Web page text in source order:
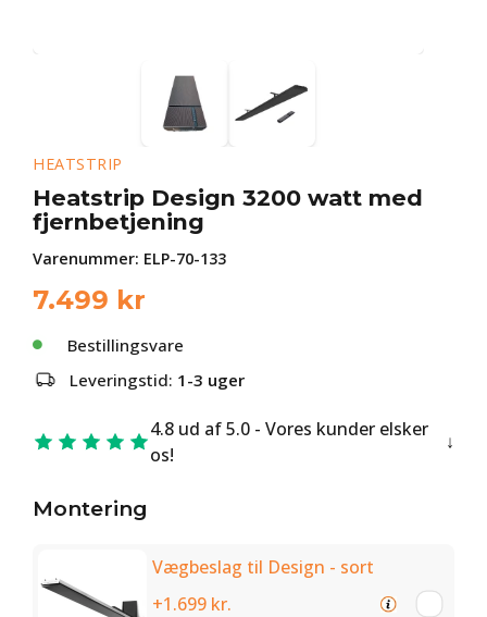
HEATSTRIP
Heatstrip Design 3200 watt med
fjernbetjening
Varenummer: ELP-70-133
7.499 kr
Bestillingsvare
Leveringstid: 1-3 uger
4.8 ud af 5.0 - Vores kunder elsker
os!
Montering
Vægbeslag til Design - sort
+1.699 kr.